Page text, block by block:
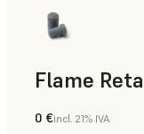
Ingeniería
0 €incl. 21% IVA